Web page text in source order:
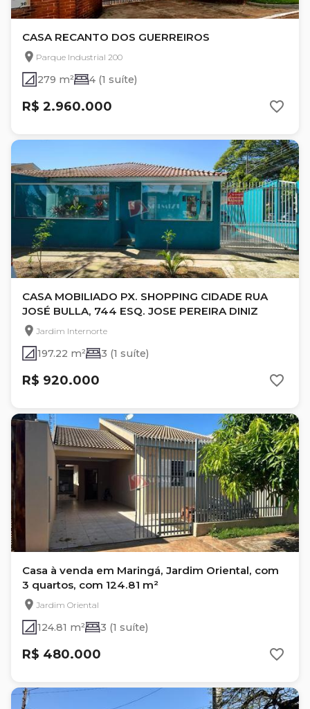
CASA RECANTO DOS GUERREIROS
Parque Industrial 200
279 m² 4 (1 suíte)
R$ 2.960.000
CASA MOBILIADO PX. SHOPPING CIDADE RUA
JOSÉ BULLA, 744 ESQ. JOSE PEREIRA DINIZ
Jardim Internorte
197.22 m² 3 (1 suíte)
R$ 920.000
Casa à venda em Maringá, Jardim Oriental, com
3 quartos, com 124.81 m²
Jardim Oriental
124.81 m² 3 (1 suíte)
R$ 480.000